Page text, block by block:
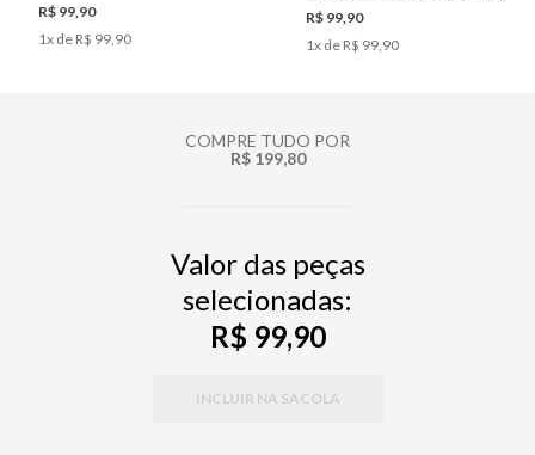
R$ 99,90
1x de R$ 99,90
R$ 99,90
1x de R$ 99,90
COMPRE TUDO POR
R$ 199,80
Valor das peças
selecionadas:
R$ 99,90
INCLUIR NA SACOLA